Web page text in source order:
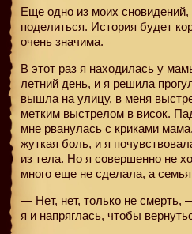
Еще одно из моих
поделиться. История будет
очень значима.
В этот раз я находилась у
летний день, и я решила
вышла на улицу, в меня
метким выстрелом в висок.
мне рванулась с криками
жуткая боль, и я
из тела. Но я совершенно не
много еще не сделала, а
— Нет, нет, только не
я и напряглась, чтобы